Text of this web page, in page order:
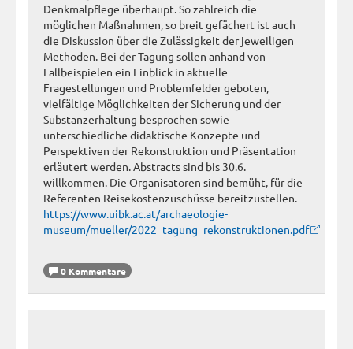
Denkmalpflege überhaupt. So zahlreich die
möglichen Maßnahmen, so breit gefächert ist auch
die Diskussion über die Zulässigkeit der jeweiligen
Methoden. Bei der Tagung sollen anhand von
Fallbeispielen ein Einblick in aktuelle
Fragestellungen und Problemfelder geboten,
vielfältige Möglichkeiten der Sicherung und der
Substanzerhaltung besprochen sowie
unterschiedliche didaktische Konzepte und
Perspektiven der Rekonstruktion und Präsentation
erläutert werden. Abstracts sind bis 30.6.
willkommen. Die Organisatoren sind bemüht, für die
Referenten Reisekostenzuschüsse bereitzustellen.
https://www.uibk.ac.at/archaeologie-
museum/mueller/2022_tagung_rekonstruktionen.pdf
0 Kommentare